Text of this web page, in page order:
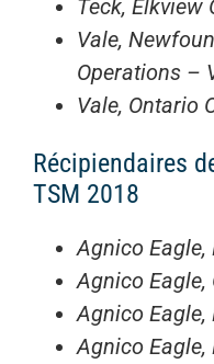
Teck, Elkview
Vale,
Operations –
Vale, Ontario
Récipiendaires
TSM 2018
Agnico Eagle,
Agnico Eagle,
Agnico Eagle,
Agnico